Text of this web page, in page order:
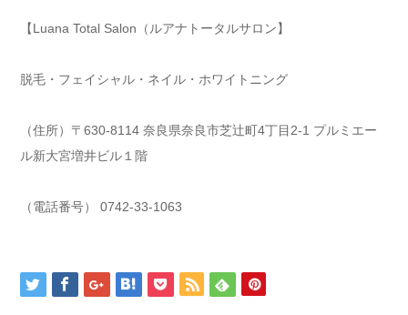
【Luana Total Salon（ルアナトータルサロン】
脱毛・フェイシャル・ネイル・ホワイトニング
（住所）〒630-8114 奈良県奈良市芝辻町4丁目2-1 プルミエー
ル新大宮増井ビル１階
（電話番号） 0742-33-1063